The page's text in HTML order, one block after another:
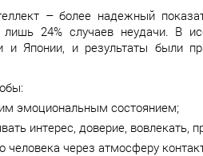
– более надежный
24% случаев неудачи. В
и Японии, и результаты были
эмоциональным состоянием;
интерес, доверие, вовлекать,
человека через атмосферу